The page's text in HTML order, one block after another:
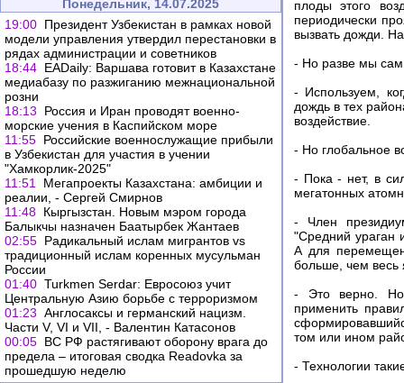
Понедельник, 14.07.2025
19:00 Президент Узбекистан в рамках новой
модели управления утвердил перестановки в
рядах администрации и советников
18:44 EADaily: Варшава готовит в Казахстане
медиабазу по разжиганию межнациональной
розни
18:13
Россия и Иран проводят военно-
морские учения в Каспийском море
11:55 Российские военнослужащие прибыли
в Узбекистан для участия в учении
"Хамкорлик-2025"
11:51
Мегапроекты Казахстана: амбиции и
реалии, - Сергей Смирнов
11:48 Кыргызстан. Новым мэром города
Балыкчы назначен Баатырбек Жантаев
02:55 Радикальный ислам мигрантов vs
традиционный ислам коренных мусульман
России
01:40 Turkmen Serdar: Евросоюз учит
Центральную Азию борьбе с терроризмом
01:23 Англосаксы и германский нацизм.
Части V, VI и VII, - Валентин Катасонов
00:05 ВС РФ растягивают оборону врага до
предела – итоговая сводка Readovka за
прошедшую неделю
плоды этого
периодически
вызвать дожди.
- Но разве мы
- Используем,
дождь в тех
воздействие.
- Но глобальное
- Пока - нет, в
мегатонных
- Член
"Средний ураган
А для
больше, чем весь
- Это верно. Но
применить
том или ином
- Технологии